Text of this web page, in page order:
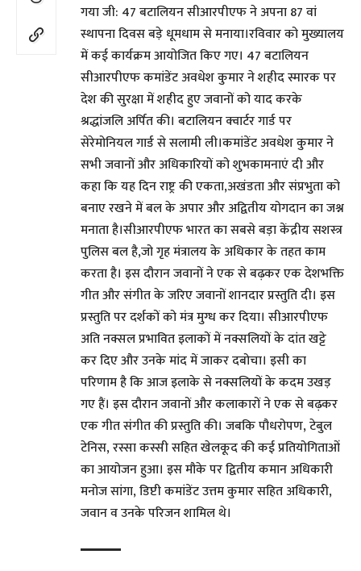
गया जी: 47 बटालियन सीआरपीएफ ने अपना 87 वां
स्थापना दिवस बड़े धूमधाम से मनाया।रविवार को मुख्यालय
में कई कार्यक्रम आयोजित किए गए। 47 बटालियन
सीआरपीएफ कमांडेंट अवधेश कुमार ने शहीद स्मारक पर
देश की सुरक्षा में शहीद हुए जवानों को याद करके
श्रद्धांजलि अर्पित की। बटालियन क्वार्टर गार्ड पर
सेरेमोनियल गार्ड से सलामी ली।कमांडेंट अवधेश कुमार ने
सभी जवानों और अधिकारियों को शुभकामनाएं दी और
कहा कि यह दिन राष्ट्र की एकता,अखंडता और संप्रभुता को
बनाए रखने में बल के अपार और अद्वितीय योगदान का जश्न
मनाता है।सीआरपीएफ भारत का सबसे बड़ा केंद्रीय सशस्त्र
पुलिस बल है,जो गृह मंत्रालय के अधिकार के तहत काम
करता है। इस दौरान जवानों ने एक से बढ़कर एक देशभक्ति
गीत और संगीत के जरिए जवानों शानदार प्रस्तुति दी। इस
प्रस्तुति पर दर्शकों को मंत्र मुग्ध कर दिया। सीआरपीएफ
अति नक्सल प्रभावित इलाकों में नक्सलियों के दांत खट्टे
कर दिए और उनके मांद में जाकर दबोचा। इसी का
परिणाम है कि आज इलाके से नक्सलियों के कदम उखड़
गए हैं। इस दौरान जवानों और कलाकारों ने एक से बढ़कर
एक गीत संगीत की प्रस्तुति की। जबकि पौधरोपण, टेबुल
टेनिस, रस्सा कस्सी सहित खेलकूद की कई प्रतियोगिताओं
का आयोजन हुआ। इस मौके पर द्वितीय कमान अधिकारी
मनोज सांगा, डिप्टी कमांडेंट उत्तम कुमार सहित अधिकारी,
जवान व उनके परिजन शामिल थे।